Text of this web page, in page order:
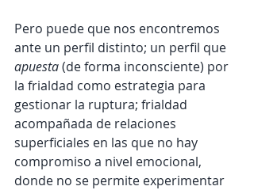
Pero puede que nos encontremos
ante un perfil distinto; un perfil que
apuesta (de forma inconsciente) por
la frialdad como estrategia para
gestionar la ruptura; frialdad
acompañada de relaciones
superficiales en las que no hay
compromiso a nivel emocional,
donde no se permite experimentar